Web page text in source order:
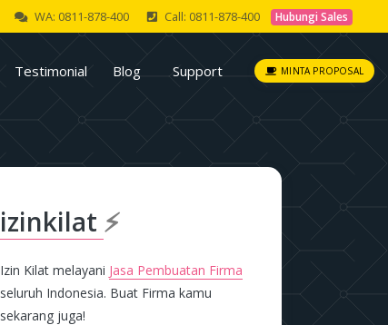
WA: 0811-878-400 Call: 0811-878-400 Hubungi Sales
Testimonial Blog Support MINTA PROPOSAL
izinkilat ⚡
Izin Kilat melayani Jasa Pembuatan Firma
seluruh Indonesia. Buat Firma kamu
sekarang juga!